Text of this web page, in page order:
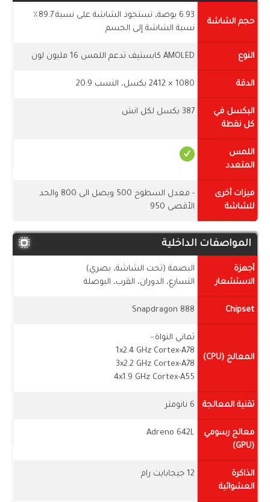
حجم الشاشة
6.93 بوصة، تستحوذ الشاشة على نسبة 89.7٪
نسبة الشاشة إلى الجسم
النوع AMOLED كابستيف تدعم اللمس 16 مليون لون
الدقة 1080 × 2412 بكسل، النسب 20:9
البكسل في
كل نقطة
387 بكسل لكل انش
اللمس
المتعدد
ميزات أخرى
للشاشة
- معدل السطوح 500 ويصل الى 800 والحد
الأقصى 950
المواصفات الداخلية
أجهزة
الاستشعار
البصمة (تحت الشاشة، بصري)
التسارع، الدوران، القرب، البوصلة
Chipset
Snapdragon 888
المعالج (CPU)
ثماني النواة:-
1x2.4 GHz Cortex-A78
3x2.2 GHz Cortex-A78
4x1.9 GHz Cortex-A55
تقنية المعالجة 6 نانومتر
معالج رسومي
(GPU)
Adreno 642L
الذاكرة
العشوائية
12 جيجابايت رام